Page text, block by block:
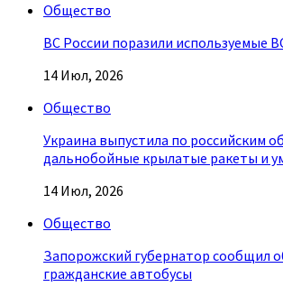
Общество
ВС России поразили используемые
14 Июл, 2026
Общество
Украина выпустила по российским
дальнобойные крылатые ракеты и
14 Июл, 2026
Общество
Запорожский губернатор сообщил
гражданские автобусы